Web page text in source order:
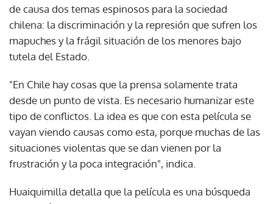
de causa dos temas espinosos para la sociedad
chilena: la discriminación y la represión que sufren los
mapuches y la frágil situación de los menores bajo
tutela del Estado.
"En Chile hay cosas que la prensa solamente trata
desde un punto de vista. Es necesario humanizar este
tipo de conflictos. La idea es que con esta película se
vayan viendo causas como esta, porque muchas de las
situaciones violentas que se dan vienen por la
frustración y la poca integración", indica.
Huaiquimilla detalla que la película es una búsqueda